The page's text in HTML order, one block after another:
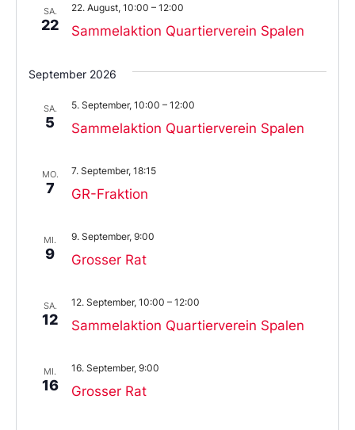
SA.
22 Sammelaktion Quartierverein Spalen
22. August, 10:00 – 12:00
September 2026
SA.
5 Sammelaktion Quartierverein Spalen
5. September, 10:00 – 12:00
MO.
7 GR-Fraktion
7. September, 18:15
MI.
9 Grosser Rat
9. September, 9:00
SA.
12 Sammelaktion Quartierverein Spalen
12. September, 10:00 – 12:00
MI.
16 Grosser Rat
16. September, 9:00